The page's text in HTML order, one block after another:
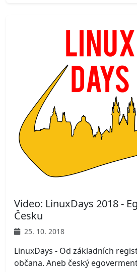
Video: LinuxDays 2018 -
Česku
25. 10. 2018
LinuxDays - Od základních
občana. Aneb český